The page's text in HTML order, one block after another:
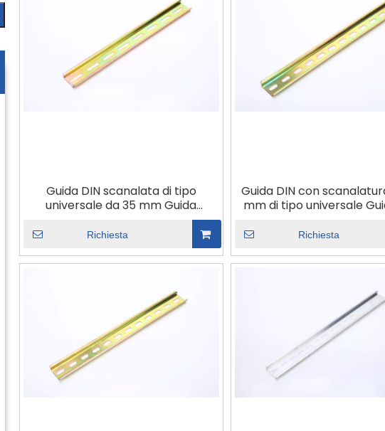
Guida DIN scanalata di tipo
universale da 35 mm Guida
normale per guida di tipo Solt
nazionale
Richiesta
Guida DIN con
mm di tipo universale
guida di tipo nazionale
Richiesta